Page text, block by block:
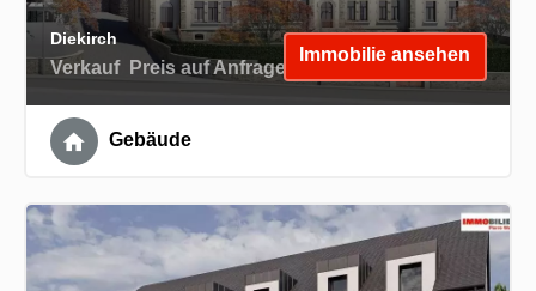
Diekirch
Verkauf Preis auf Anfrage
Immobilie ansehen
Gebäude